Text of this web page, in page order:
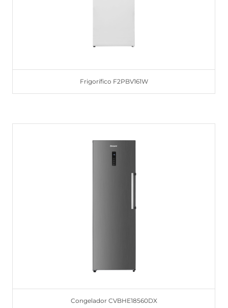
Frigorífico F2PBV161W
Congelador CVBHE18560DX